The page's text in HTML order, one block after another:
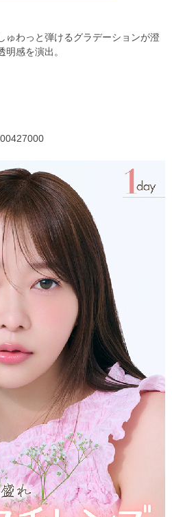
ゅわっと弾けるグラデーションが澄
感を演出。